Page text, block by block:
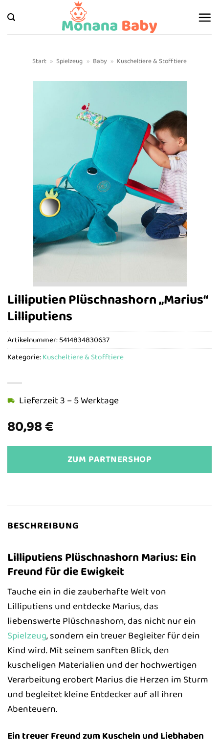
Inhalt
springen
Start » Spielzeug » Baby » Kuscheltiere & Stofftiere
Lilliputien Plüschnashorn „Marius“
Lilliputiens
80,98€
Lieferzeit 3 – 5 Werktage
ZUM PARTNERSHOP
Artikelnummer:5414834830637
Kategorie:Kuscheltiere & Stofftiere
BESCHREIBUNG
Lilliputiens Plüschnashorn Marius: Ein
Freund für die Ewigkeit
Tauche ein in die zauberhafte Welt von
Lilliputiens und entdecke Marius, das
liebenswerte Plüschnashorn, das nicht nur ein
Spielzeug, sondern ein treuer Begleiter für dein
Kind wird. Mit seinem sanften Blick, den
kuscheligen Materialien und der hochwertigen
Verarbeitung erobert Marius die Herzen im Sturm
und begleitet kleine Entdecker auf all ihren
Abenteuern.
Ein treuer Freund zum Kuscheln und Liebhaben